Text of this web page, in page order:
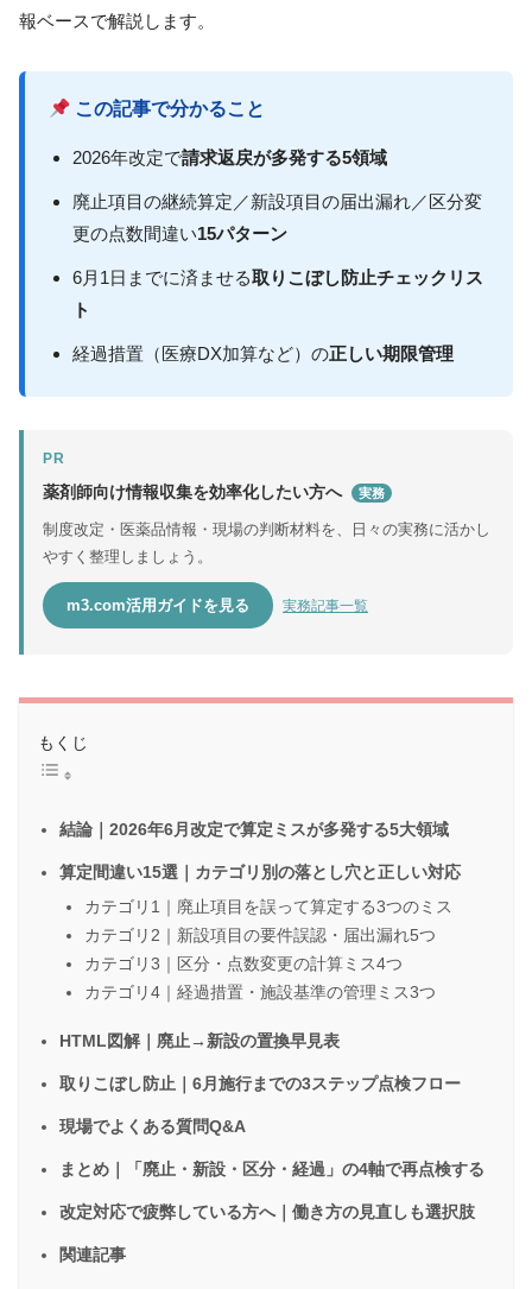
報ベースで解説します。
この記事で分かること
2026年改定で請求返戻が多発する5領域
廃止項目の継続算定／新設項目の届出漏れ／区分変
更の点数間違い15パターン
6月1日までに済ませる取りこぼし防止チェックリス
ト
経過措置（医療DX加算など）の正しい期限管理
PR
薬剤師向け情報収集を効率化したい方へ 実務
制度改定・医薬品情報・現場の判断材料を、日々の実務に活かし
やすく整理しましょう。
m3.com活用ガイドを見る 実務記事一覧
もくじ
結論｜2026年6月改定で算定ミスが多発する5大領域
算定間違い15選｜カテゴリ別の落とし穴と正しい対応
カテゴリ1｜廃止項目を誤って算定する3つのミス
カテゴリ2｜新設項目の要件誤認・届出漏れ5つ
カテゴリ3｜区分・点数変更の計算ミス4つ
カテゴリ4｜経過措置・施設基準の管理ミス3つ
HTML図解｜廃止→新設の置換早見表
取りこぼし防止｜6月施行までの3ステップ点検フロー
現場でよくある質問Q&A
まとめ｜「廃止・新設・区分・経過」の4軸で再点検する
改定対応で疲弊している方へ｜働き方の見直しも選択肢
関連記事